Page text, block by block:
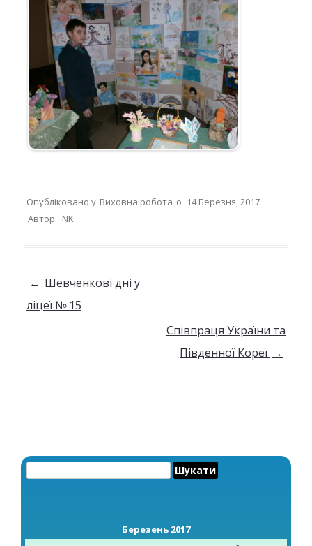
Опубліковано у Виховна робота о 14 Березня, 2017
Автор: NK .
Навігація по запису
← Шевченкові дні у
ліцеї № 15
Співпраця України та
Південної Кореї →
Березень 2017